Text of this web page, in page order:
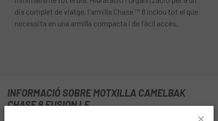
dia complet de viatge, l'armilla Chase ™ 8 inclou tot el que
necessita en una armilla compacta i de fàcil accés.
INFORMACIÓ SOBRE MOTXILLA CAMELBAK
CHASE 8 FUSION LE